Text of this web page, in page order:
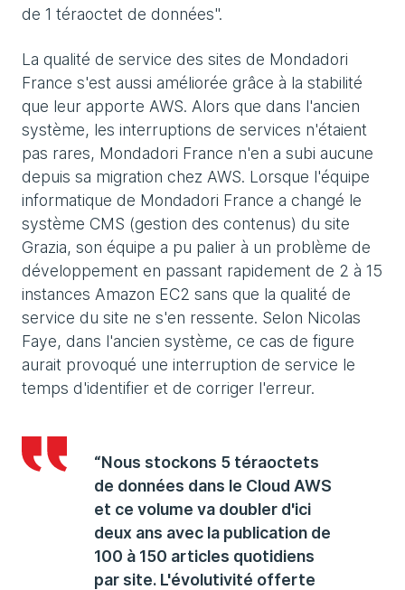
de 1 téraoctet de données".
La qualité de service des sites de Mondadori
France s'est aussi améliorée grâce à la stabilité
que leur apporte AWS. Alors que dans l'ancien
système, les interruptions de services n'étaient
pas rares, Mondadori France n'en a subi aucune
depuis sa migration chez AWS. Lorsque l'équipe
informatique de Mondadori France a changé le
système CMS (gestion des contenus) du site
Grazia, son équipe a pu palier à un problème de
développement en passant rapidement de 2 à 15
instances Amazon EC2 sans que la qualité de
service du site ne s'en ressente. Selon Nicolas
Faye, dans l'ancien système, ce cas de figure
aurait provoqué une interruption de service le
temps d'identifier et de corriger l'erreur.
“Nous stockons 5 téraoctets
de données dans le Cloud AWS
et ce volume va doubler d'ici
deux ans avec la publication de
100 à 150 articles quotidiens
par site. L'évolutivité offerte